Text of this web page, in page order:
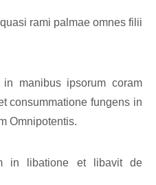
rami palmae omnes filii
manibus ipsorum coram
consummatione fungens in
Omnipotentis.
in libatione et libavit de